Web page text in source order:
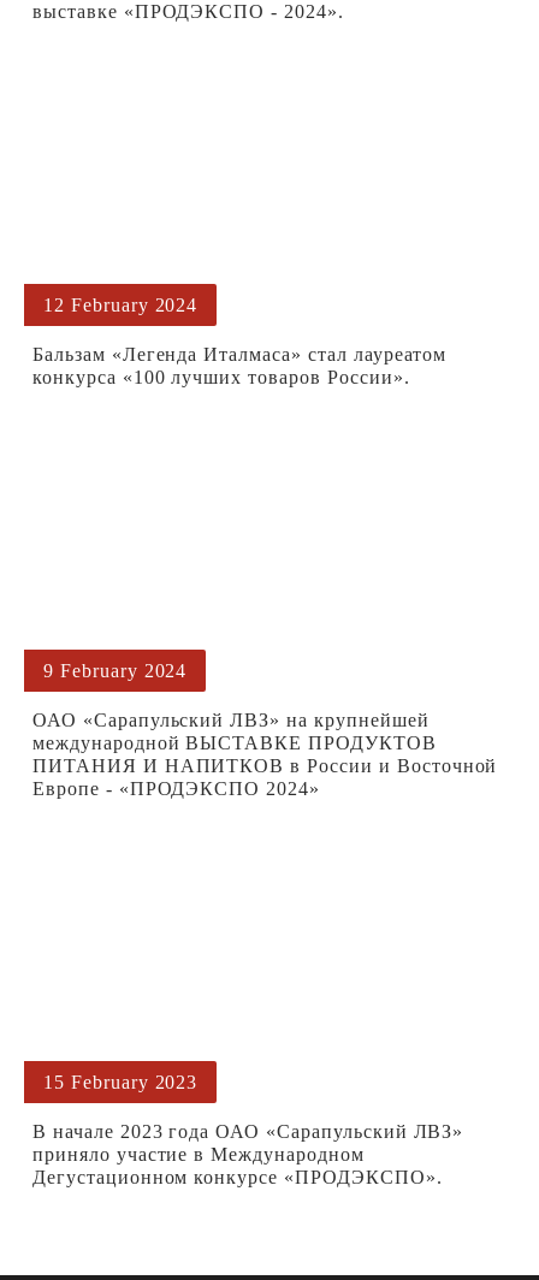
выставке «ПРОДЭКСПО - 2024».
12 February 2024
Бальзам «Легенда Италмаса» стал лауреатом
конкурса «100 лучших товаров России».
9 February 2024
ОАО «Сарапульский ЛВЗ» на крупнейшей
международной ВЫСТАВКЕ ПРОДУКТОВ
ПИТАНИЯ И НАПИТКОВ в России и Восточной
Европе - «ПРОДЭКСПО 2024»
15 February 2023
В начале 2023 года ОАО «Сарапульский ЛВЗ»
приняло участие в Международном
Дегустационном конкурсе «ПРОДЭКСПО».